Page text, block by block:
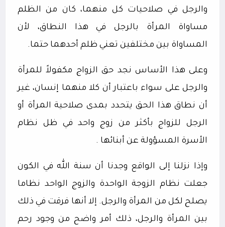
والرجل في صلاحيات كل منهما، كان من الظلم
مساواة المرأة بالرجل في هذا النطاق، لأن
المساواة بين مختلفين تعني ظلم أحدهما حتما.
وعلى هذا الأساس نجد حق الزواج مكفولاً للمرأة
والرجل على سواء باعتبار أن كلا منهما إنسان، غير
أن نطاق هذا الحق يتحدد بمدى صلاحية المرأة أو
الرجل للزواج بأكثر من زوج واحد في ظل نظام
الأسرة المسؤولة عن أبنائها .
وإذا نزلنا إلى الواقع وجدنا أن سنة الله في الكون
جعلت نظام الزوجة الواحدة والزوج الواحد نظاما
يصلح لكل من المرأة والرجل. إلا أنها فرقت في ذلك
بين المرأة والرجل، ذلك أمر واضح من وجود رحم